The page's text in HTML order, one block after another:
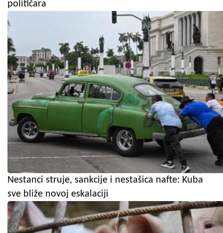
političara
Nestanci struje, sankcije i nestašica nafte: Kuba
sve bliže novoj eskalaciji